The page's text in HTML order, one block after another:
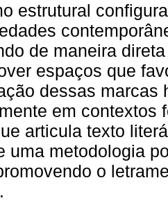
estrutural
de maneira
espaços que
dessas marcas
em contextos
articula texto
uma metodologia
o